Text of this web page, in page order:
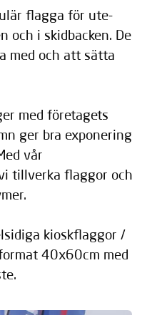
flagga för ute-
och i skidbacken. De
med och att sätta
med företagets
ger bra exponering
vår
tillverka flaggor och
kioskflaggor /
40x60cm med